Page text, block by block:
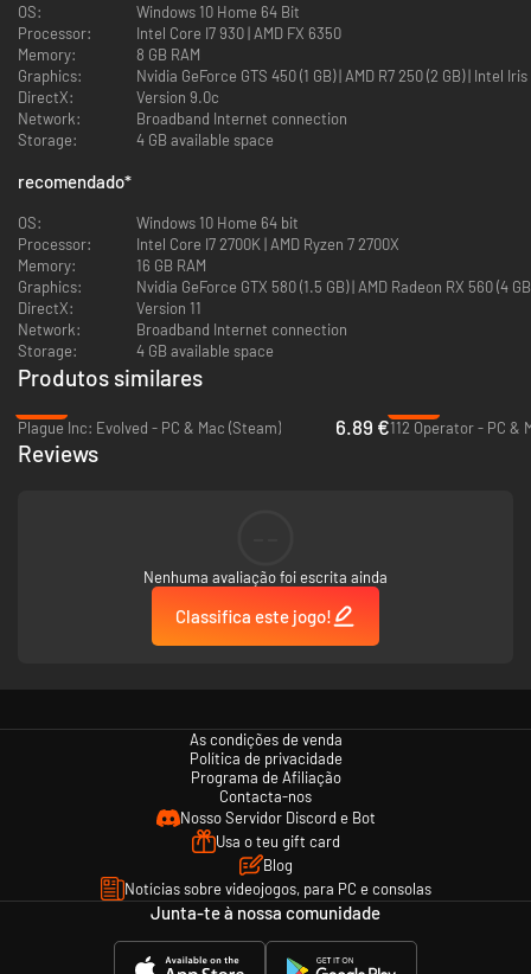
OS:
Windows 10 Home 64 Bit
Processor:
Intel Core I7 930 | AMD FX 6350
Memory:
8 GB RAM
Graphics:
Nvidia GeForce GTS
DirectX:
Version 9.0c
Network:
Broadband Internet connection
Storage:
4 GB available space
recomendado*
OS:
Windows 10 Home 64 bit
Processor:
Intel Core I7 2700K | AMD Ryzen 7 2700X
Memory:
16 GB RAM
Graphics:
Nvidia GeForce GTX 580 (1.5 GB) | AMD Radeon RX 560 (4
DirectX:
Version 11
Network:
Broadband Internet connection
Storage:
4 GB available space
Produtos similares
Plague Inc: Evolved - PC & Mac (Steam)
6.89 €112 Operator - PC &
Reviews
Nenhuma avaliação foi escrita ainda
Classifica este jogo!
As condições de venda
Política de privacidade
Programa de Afiliação
Contacta-nos
Nosso Servidor Discord e Bot
Usa o teu gift card
Blog
Notícias sobre videojogos, para PC e consolas
Junta-te à nossa comunidade